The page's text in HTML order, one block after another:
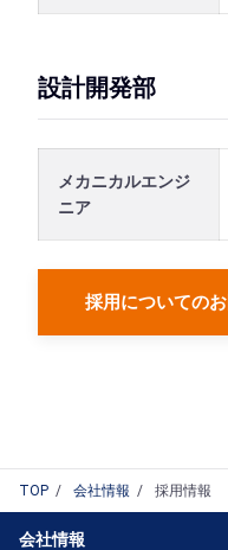
設計開発部
メカニカルエンジ
ニア
採用についての
TOP 会社情報 採用情報
会社情報